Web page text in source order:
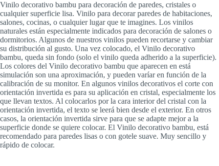
Vinilo decorativo bambu para decoración de paredes, cristales o
cualquier superficie lisa. Vinilo para decorar paredes de habitaciones,
salones, cocinas, o cualquier lugar que te imagines. Los vinilos
naturales están especialmente indicados para decoración de salones o
dormitorios. Algunos de nuestros vinilos pueden recortarse y cambiar
su distribución al gusto. Una vez colocado, el Vinilo decorativo
bambu, queda sin fondo (solo el vinilo queda adherido a la superficie).
Los colores del Vinilo decorativo bambu que aparecen en está
simulación son una aproximación, y pueden varíar en función de la
calibración de su monitor. En algunos vinilos decorativos el corte con
orientación invertida es para su aplicación en cristal, especialmente los
que llevan textos. Al colocarlos por la cara interior del cristal con la
orientación invertida, el texto se leerá bien desde el exterior. En otros
casos, la orientación invertida sirve para que se adapte mejor a la
superficie donde se quiere colocar. El Vinilo decorativo bambu, está
recomendado para paredes lisas o con gotele suave. Muy sencillo y
rápido de colocar.